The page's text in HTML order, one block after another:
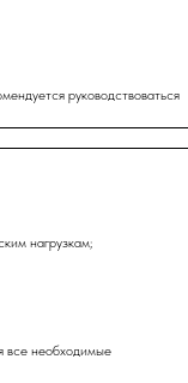
руководствоваться
нагрузкам;
все необходимые